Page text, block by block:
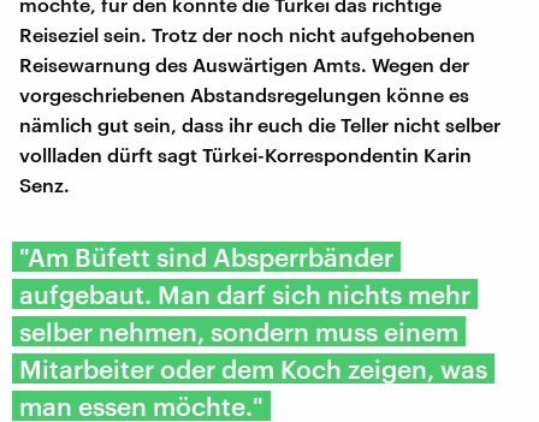
Reiseziel sein. Trotz der noch nicht aufgehobenen
Reisewarnung des Auswärtigen Amts. Wegen der
vorgeschriebenen Abstandsregelungen könne es
nämlich gut sein, dass ihr euch die Teller nicht selber
vollladen dürft sagt Türkei-Korrespondentin Karin
Senz.
"Am Büfett sind Absperrbänder
aufgebaut. Man darf sich nichts mehr
selber nehmen, sondern muss einem
Mitarbeiter oder dem Koch zeigen, was
man essen möchte."